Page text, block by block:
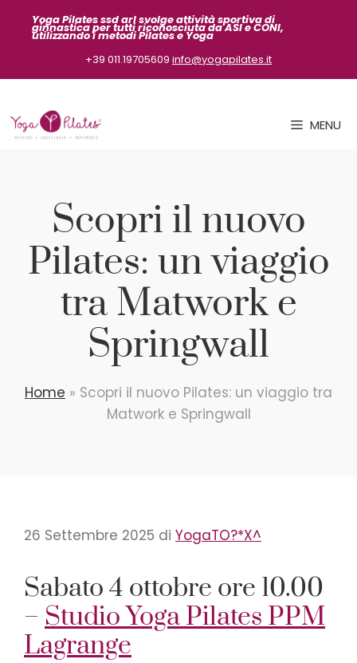
Yoga Pilates ssd arl svolge attività sportivadi
ginnastica per tutti riconosciuta da ASIe CONI,
utilizzando i metodi Pilates e Yoga
+39 011.19705609 info@yogapilates.it
MENU
Scopri il nuovo
Pilates: un viaggio
tra Matwork e
Springwall
Home » Scopri il nuovo Pilates: un viaggio tra
Matwork e Springwall
26 Settembre 2025 di YogaTO?*X^
Sabato 4 ottobre ore 10.00
– Studio Yoga Pilates PPM
Lagrange